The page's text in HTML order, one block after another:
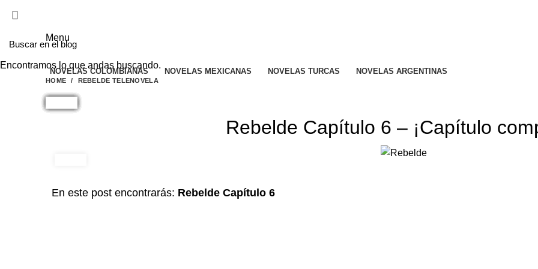
Menu
NOVELAS COLOMBIANAS NOVELAS MEXICANAS NOVELAS TURCAS NOVELAS ARGENTINAS
HOME REBELDE TELENOVELA
Rebelde Capítulo 6 – ¡Capítulo
En este post encontrarás: Rebelde Capítulo 6
Encontramos lo que andas buscando.